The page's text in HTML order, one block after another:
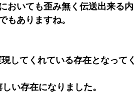
おいても歪み無く伝送出来る内
ありますね。
してくれている存在となってく
い存在になりました。